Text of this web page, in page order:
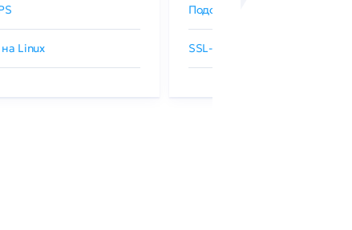
Linux
Подобрать SSL-сертификат
SSL-сертификаты GlobalSign